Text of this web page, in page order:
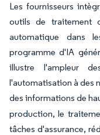
Les fournisseurs
outils de traitement
automatique dans
programme d'IA
illustre l'ampleur
l'automatisation à des
des informations de
production, le
tâches d'assurance,